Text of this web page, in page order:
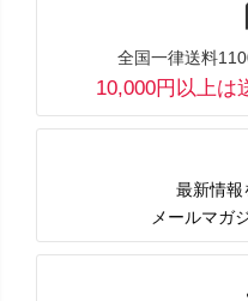
全国一律送料
10,000円以上は
最新情報
メールマガ